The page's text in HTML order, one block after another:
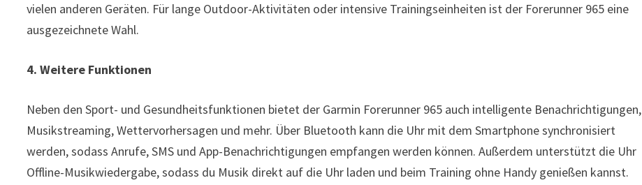
vielen anderen Geräten. Für lange Outdoor-Aktivitäten oder intensive Trainingseinheiten ist der Forerunner 965 eine
ausgezeichnete Wahl.
4. Weitere Funktionen
Neben den Sport- und Gesundheitsfunktionen bietet der Garmin Forerunner 965 auch intelligente Benachrichtigungen,
Musikstreaming, Wettervorhersagen und mehr. Über Bluetooth kann die Uhr mit dem Smartphone synchronisiert
werden, sodass Anrufe, SMS und App-Benachrichtigungen empfangen werden können. Außerdem unterstützt die Uhr
Offline-Musikwiedergabe, sodass du Musik direkt auf die Uhr laden und beim Training ohne Handy genießen kannst.